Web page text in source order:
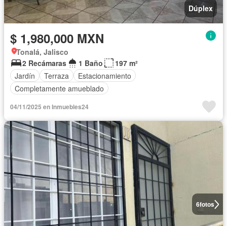
Dúplex
$ 1,980,000 MXN
Tonalá, Jalisco
2 Recámaras
1 Baño
197 m²
Jardín
Terraza
Estacionamiento
Completamente amueblado
04/11/2025 en Inmuebles24
6fotos